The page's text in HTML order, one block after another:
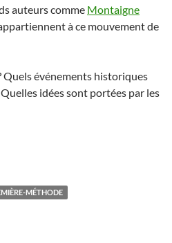
auteurs comme Montaigne
à ce mouvement de
Quels événements historiques
idées sont portées par les
MÉTHODE